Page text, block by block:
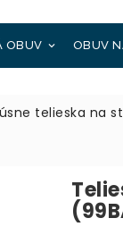

OBUV OBUV
telieska na